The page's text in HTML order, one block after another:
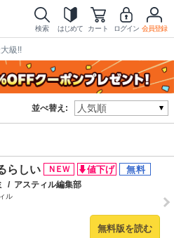
検索 はじめて カート ログイン 会員登録
級!!
並べ替え:
らしい
/ アスティル編集部
ル
無料版を読む